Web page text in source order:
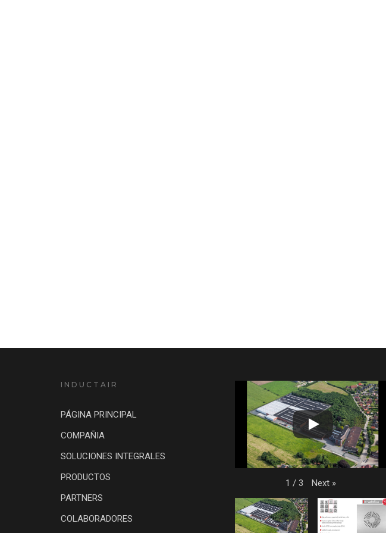
INDUCTAIR
PÁGINA PRINCIPAL
COMPAÑIA
SOLUCIONES INTEGRALES
PRODUCTOS
PARTNERS
COLABORADORES
1 / 3 Next »